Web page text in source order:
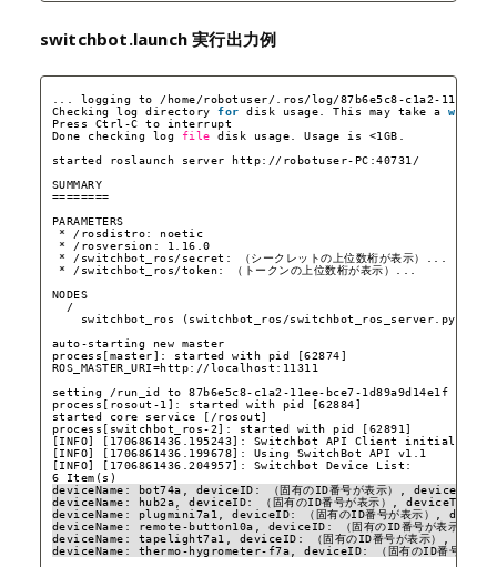
switchbot.launch 実行出力例
... logging to /home/robotuser/ .ros/log/87b6e5c8-c1a2-11ee-
Checking log directory for disk usage. This may take a while
Press Ctrl-C to interrupt
Done checking log
file
disk usage. Usage is <1GB.
started roslaunch server http: //robotuser-PC :40731/
SUMMARY
========
PARAMETERS
* /rosdistro: noetic
* /rosversion : 1.16.0
* /switchbot_ros/secret : （シークレットの上位数桁が表示）...
* /switchbot_ros/token: （トークンの上位数桁が表示）...
NODES
/
switchbot_ros (switchbot_ros /switchbot_ros_server .py)
auto-starting new master
process[master]: started with pid [62874]
ROS_MASTER_URI=http: //localhost :11311
setting
/run_id
to 87b6e5c8-c1a2-11ee-bce7-1d89a9d14e1f
process[rosout-1]: started with pid [62884]
started core service [ /rosout]
process[switchbot_ros-2]: started with pid [62891]
[INFO] [1706861436.195243]: Switchbot API Client initialized.
[INFO] [1706861436.199678]: Using SwitchBot API v1.1
[INFO] [1706861436.204957]: Switchbot Device List:
6 Item(s)
deviceName: bot74a, deviceID: （固有のID番号が表示）,
deviceName: hub2a, deviceID: （固有のID番号が表示）, deviceType:
deviceName: plugmini7a1, deviceID: （固有のID番号が表示）,
deviceName: remote-button10a, deviceID: （固有のID番号が表示）,
deviceName: tapelight7a1, deviceID: （固有のID番号が表示）,
deviceName: thermo-hygrometer-f7a, deviceID: （固有のID番号が表